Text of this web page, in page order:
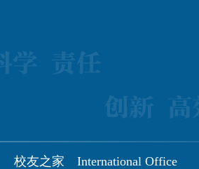
校友之家 International Office